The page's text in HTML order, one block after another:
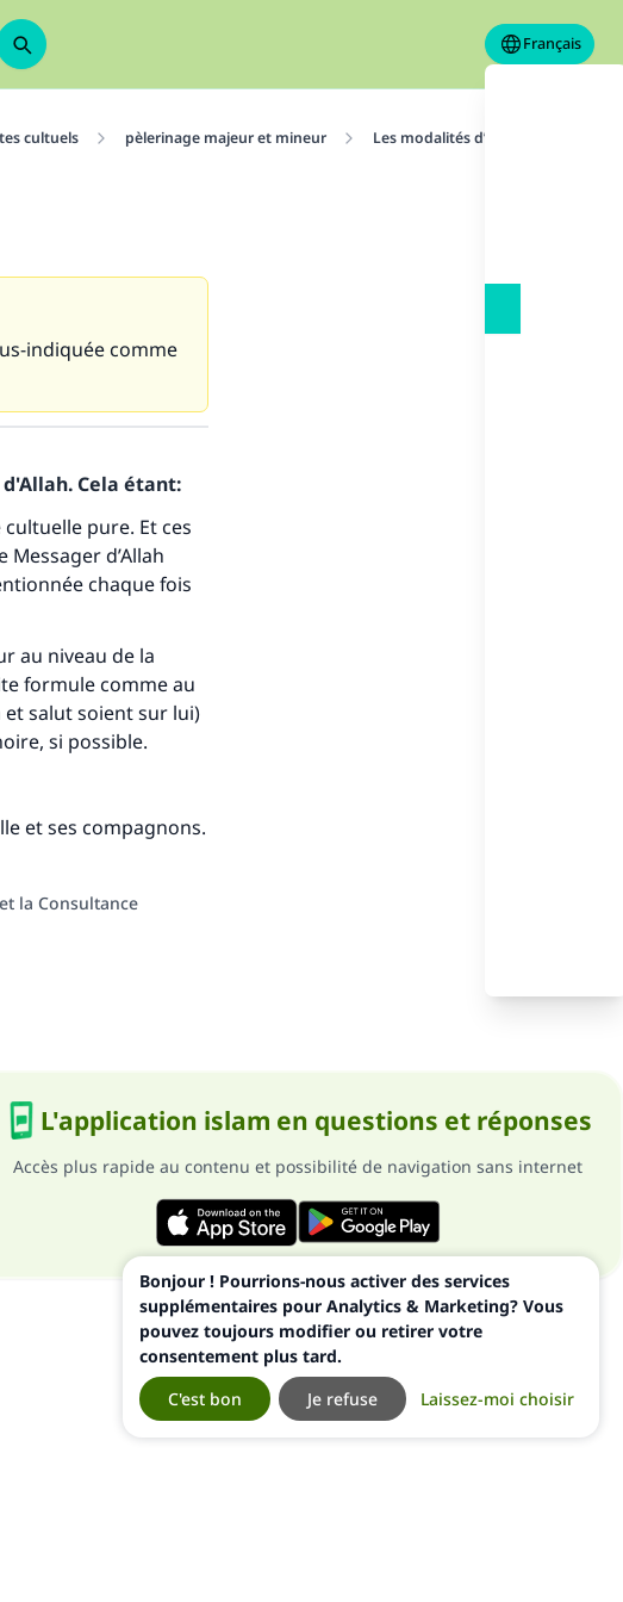
Français
cultuels pèlerinage majeur et mineur Les modalités d’accomplissement
indiquée comme
Cela étant:
pure. Et ces
d’Allah
chaque fois
au niveau de la
formule comme au
salut soient sur lui)
si possible.
et ses compagnons.
la Consultance
L'application islam en questions et réponses
Accès plus rapide au contenu et possibilité de navigation sans internet
de
Bonjour ! Pourrions-nous activer des services
supplémentaires pour Analytics & Marketing? Vous
pouvez toujours modifier ou retirer votre
consentement plus tard.
Laissez-moi choisir
Je refuse
C'est bon